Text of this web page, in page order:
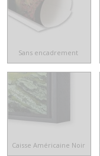
Sans encadrement
Caisse Américaine Noir